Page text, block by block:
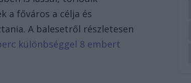
a főváros a célja és
A balesetről részletesen
különbséggel 8 embert